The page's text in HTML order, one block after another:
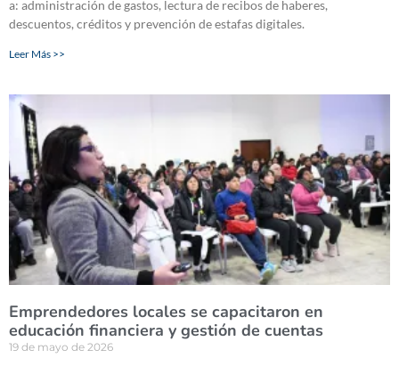
a: administración de gastos, lectura de recibos de haberes,
descuentos, créditos y prevención de estafas digitales.
Leer Más >>
Emprendedores locales se capacitaron en
educación financiera y gestión de cuentas
19 de mayo de 2026